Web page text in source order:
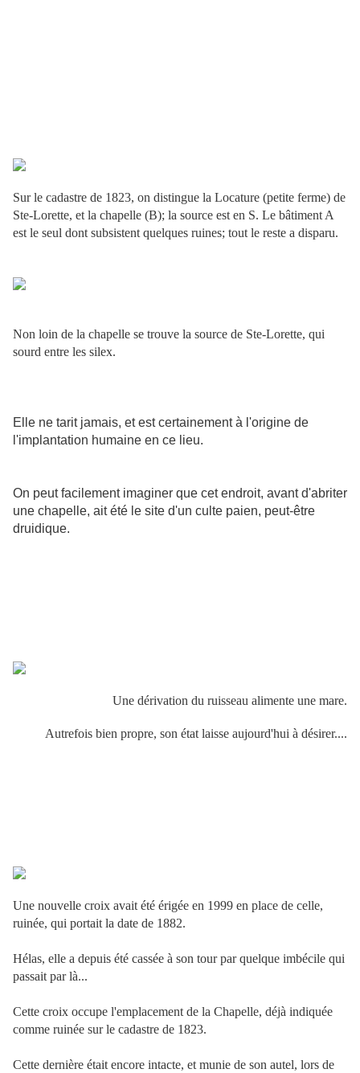
Sur le cadastre de 1823, on distingue la Locature (petite ferme) de
Ste-Lorette, et la chapelle (B); la source est en S. Le bâtiment A
est le seul dont subsistent quelques ruines; tout le reste a disparu.
Non loin de la chapelle se trouve la source de Ste-Lorette, qui
sourd entre les silex.
Elle ne tarit jamais, et est certainement à l'origine de
l'implantation humaine en ce lieu.
On peut facilement imaginer que cet endroit, avant d'abriter
une chapelle, ait été le site d'un culte paien, peut-être
druidique.
Une dérivation du ruisseau alimente une mare.
Autrefois bien propre, son état laisse aujourd'hui à désirer....
Une nouvelle croix avait été érigée en 1999 en place de celle,
ruinée, qui portait la date de 1882.
Hélas, elle a depuis été cassée à son tour par quelque imbécile qui
passait par là...
Cette croix occupe l'emplacement de la Chapelle, déjà indiquée
comme ruinée sur le cadastre de 1823.
Cette dernière était encore intacte, et munie de son autel, lors de